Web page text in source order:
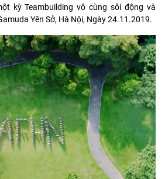
kỳ Teambuilding vô cùng sôi động và
Yên Sở, Hà Nội, Ngày 24.11.2019.